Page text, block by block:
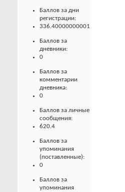
Баллов за дни
регистрации:
336.40000000001
Баллов за
дневники:
0
Баллов за
комментарии
дневника:
0
Баллов за личные
сообщения:
620.4
Баллов за
упоминания
(поставленные):
0
Баллов за
упоминания